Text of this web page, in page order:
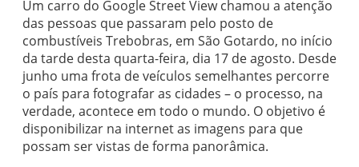
Um carro do Google Street View chamou a atenção
das pessoas que passaram pelo posto de
combustíveis Trebobras, em São Gotardo, no início
da tarde desta quarta-feira, dia 17 de agosto. Desde
junho uma frota de veículos semelhantes percorre
o país para fotografar as cidades – o processo, na
verdade, acontece em todo o mundo. O objetivo é
disponibilizar na internet as imagens para que
possam ser vistas de forma panorâmica.